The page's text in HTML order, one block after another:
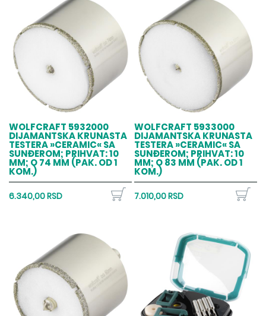
WOLFCRAFT 5932000
DIJAMANTSKA KRUNASTA
TESTERA »CERAMIC« SA
SUNĐEROM; PRIHVAT: 10
MM; O 74 MM (PAK. OD 1
KOM.)
6.340,00 RSD
WOLFCRAFT 5933000
DIJAMANTSKA KRUNASTA
TESTERA »CERAMIC« SA
SUNĐEROM; PRIHVAT: 10
MM; O 83 MM (PAK. OD 1
KOM.)
7.010,00 RSD